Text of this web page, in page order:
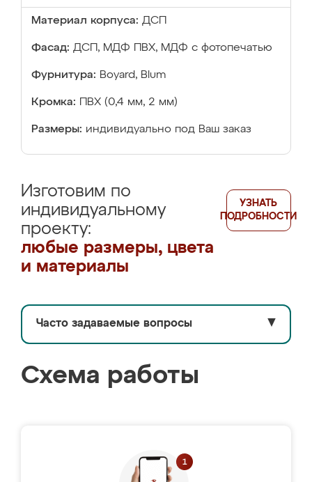
Материал корпуса: ДСП
Фасад: ДСП, МДФ ПВХ, МДФ с фотопечатью
Фурнитура: Boyard, Blum
Кромка: ПВХ (0,4 мм, 2 мм)
Размеры: индивидуально под Ваш заказ
Изготовим по
индивидуальному
проекту:
любые размеры, цвета
и материалы
УЗНАТЬ
ПОДРОБНОСТИ
Часто задаваемые вопросы ▼
Схема работы